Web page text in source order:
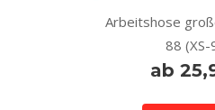
Arbeitshose
88 (XS-
ab